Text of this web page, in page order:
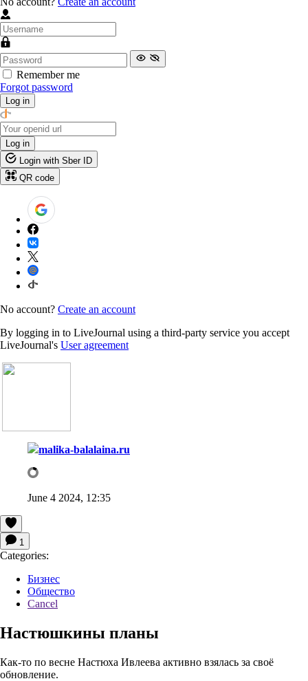
Remember me
Forgot password
Log in
Log in
Login with Sber ID
QR code
No account? Create an account
By logging in to LiveJournal using a third-party service you accept
LiveJournal's User agreement
malika-balalaina.ru
June 4 2024, 12:35
1
Categories:
Бизнес
Общество
Cancel
Настюшкины планы
Как-то по весне Настюха Ивлеева активно взялась за своё
обновление.